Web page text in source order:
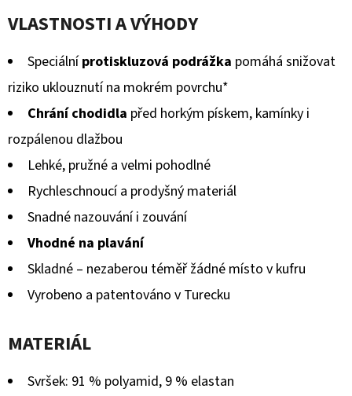
VLASTNOSTI A VÝHODY
Speciálníprotiskluzová podrážka pomáhá snižovat
riziko uklouznutí na mokrém povrchu*
Chrání chodidla před horkým pískem, kamínky i
rozpálenou dlažbou
Lehké, pružné a velmi pohodlné
Rychleschnoucí a prodyšný materiál
Snadné nazouvání i zouvání
Vhodné na plavání
Skladné – nezaberou téměř žádné místo v kufru
Vyrobeno a patentováno v Turecku
MATERIÁL
Svršek: 91 % polyamid, 9 % elastan